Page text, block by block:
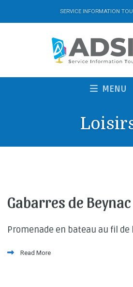
SERVICE INFORMATION
MENU
Gabarres de Beynac
Promenade en bateau au fil de
Read More